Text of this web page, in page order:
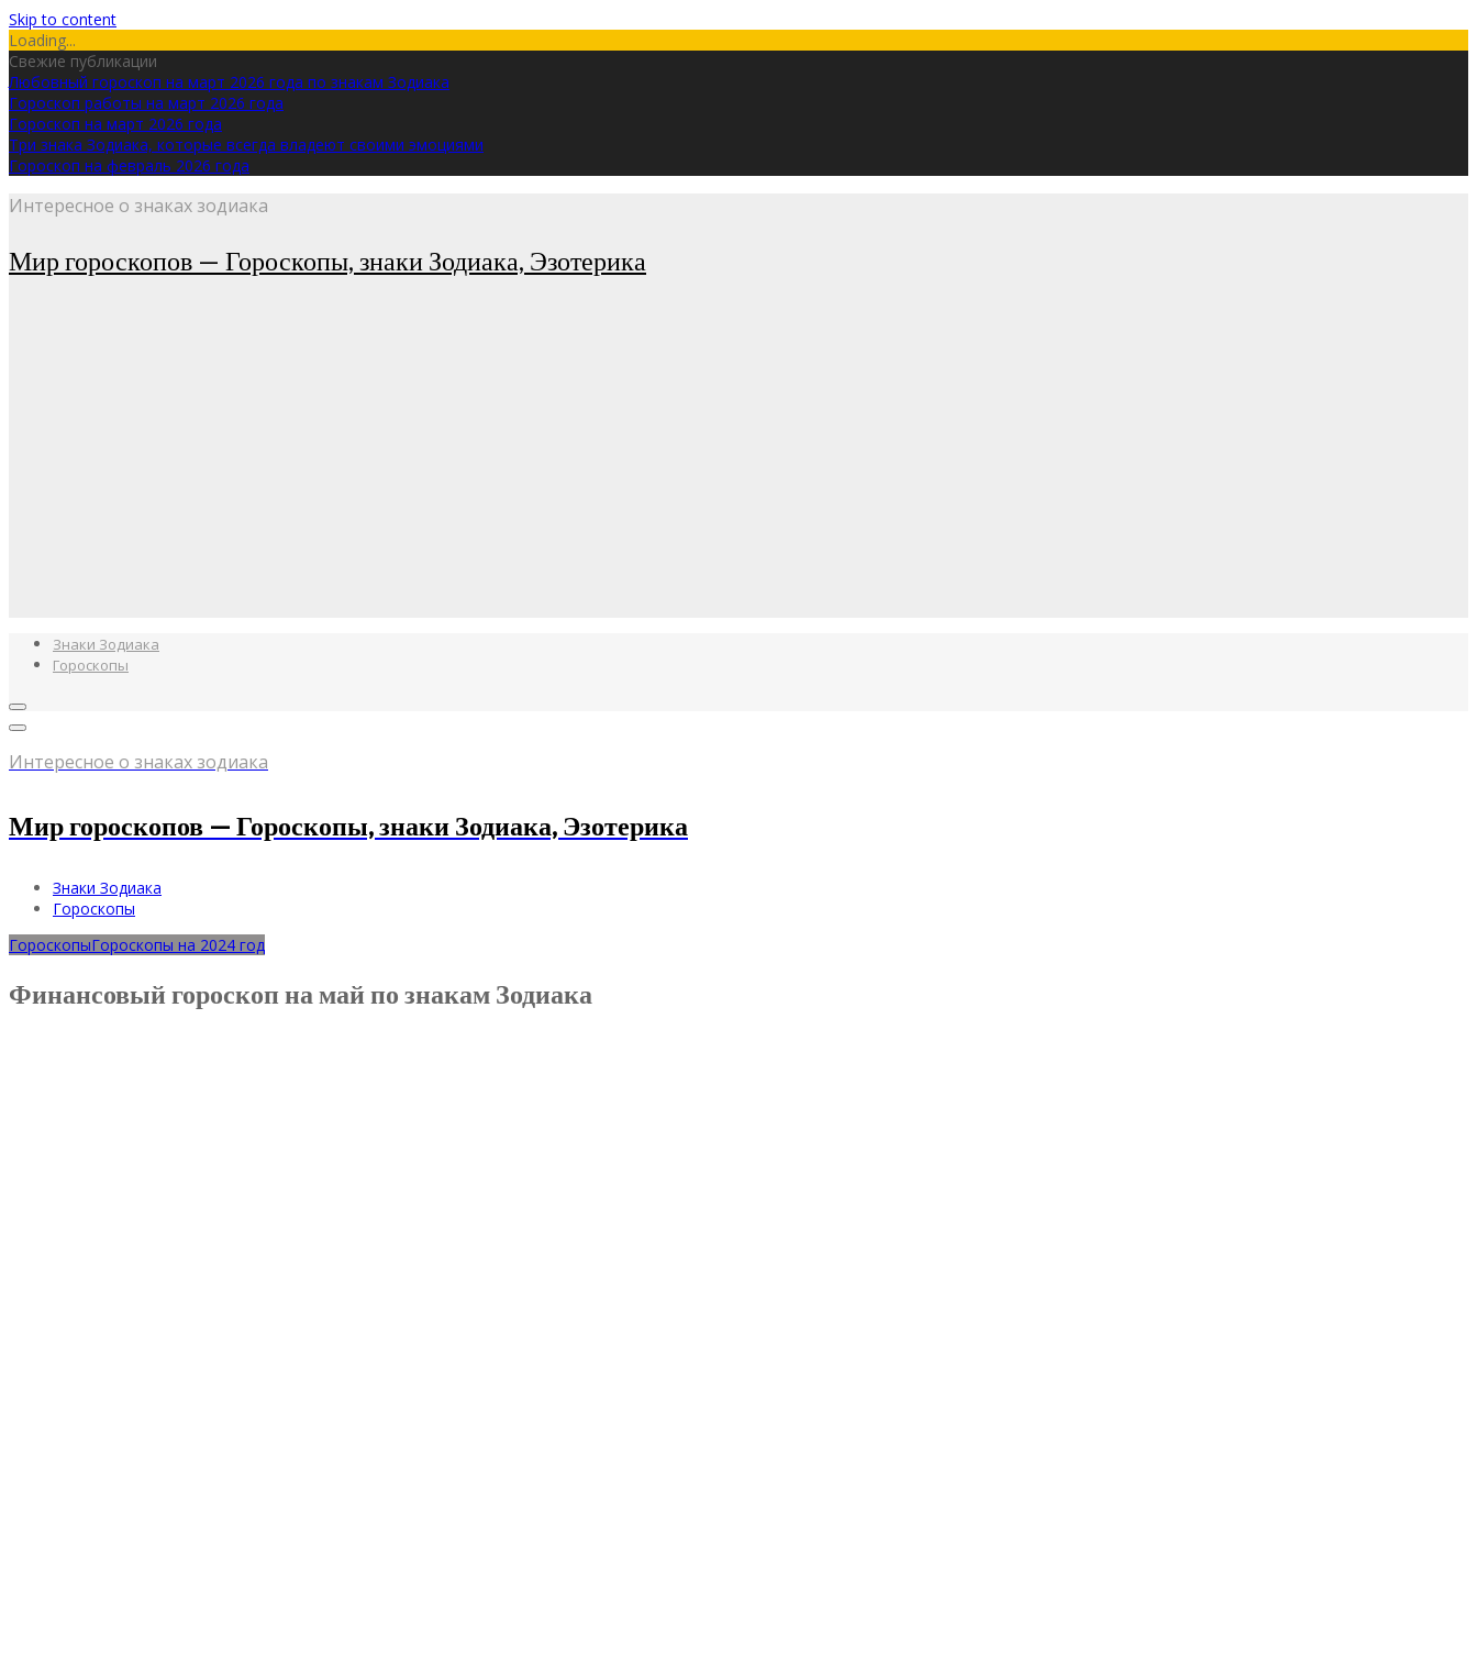
Skip to content
Loading...
Свежие публикации
Любовный гороскоп на март 2026 года по знакам Зодиака
Гороскоп работы на март 2026 года
Гороскоп на март 2026 года
Три знака Зодиака, которые всегда владеют своими эмоциями
Гороскоп на февраль 2026 года
Интересное о знаках зодиака
Мир гороскопов — Гороскопы, знаки Зодиака, Эзотерика
Знаки Зодиака
Гороскопы
Интересное о знаках зодиака
Мир гороскопов — Гороскопы, знаки Зодиака, Эзотерика
Знаки Зодиака
Гороскопы
ГороскопыГороскопы на 2024 год
Финансовый гороскоп на май по знакам Зодиака